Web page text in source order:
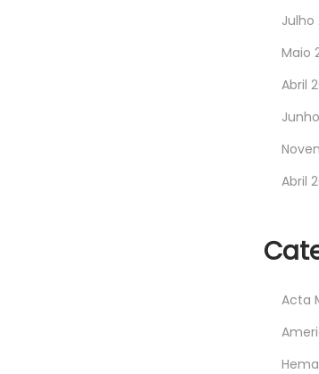
Julho
Maio
Abril
Abril
Acta